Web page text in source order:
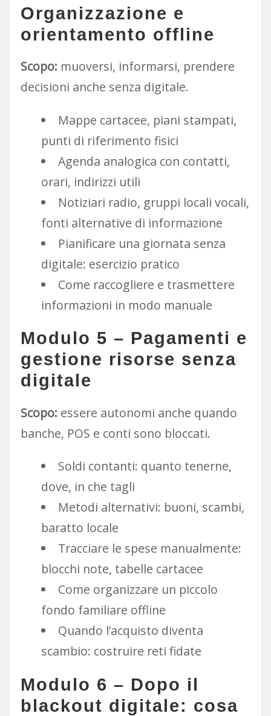
Organizzazione e
orientamento offline
Scopo: muoversi, informarsi, prendere
decisioni anche senza digitale.
Mappe cartacee, piani stampati,
punti di riferimento fisici
Agenda analogica con contatti,
orari, indirizzi utili
Notiziari radio, gruppi locali vocali,
fonti alternative di informazione
Pianificare una giornata senza
digitale: esercizio pratico
Come raccogliere e trasmettere
informazioni in modo manuale
Modulo 5 – Pagamenti e
gestione risorse senza
digitale
Scopo: essere autonomi anche quando
banche, POS e conti sono bloccati.
Soldi contanti: quanto tenerne,
dove, in che tagli
Metodi alternativi: buoni, scambi,
baratto locale
Tracciare le spese manualmente:
blocchi note, tabelle cartacee
Come organizzare un piccolo
fondo familiare offline
Quando l’acquisto diventa
scambio: costruire reti fidate
Modulo 6 – Dopo il
blackout digitale: cosa